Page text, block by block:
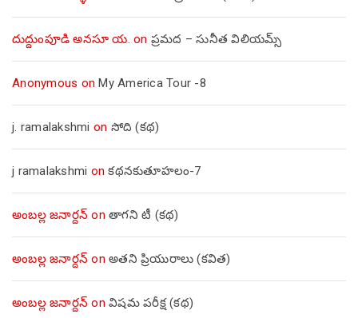
దుద్దుంపూడి అనసూ య. on ప్రమద – సునీత విలియమ్స్
Anonymous onMy America Tour -8
j. ramalakshmi on సోది (కథ)
j ramalakshmi onకథనకుతూహలం-7
అంబల్ల జనార్దన్ on తాగని టీ (కథ)
అంబల్ల జనార్దన్ on అతని ప్రియురాలు (కవిత)
అంబల్ల జనార్దన్ on విషమ పరీక్ష (క‌థ‌)